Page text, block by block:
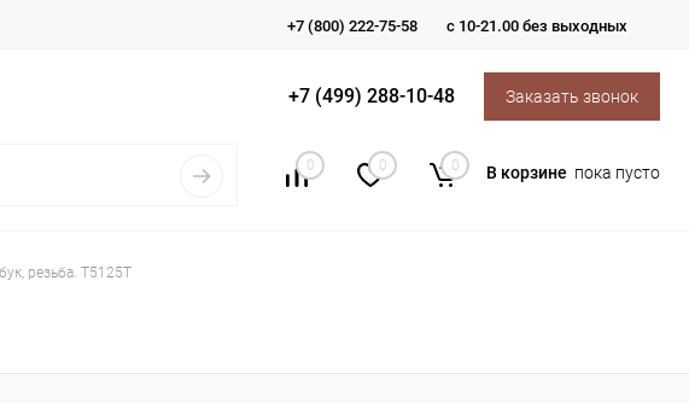
+7 (800) 222-75-58 с 10-21.00 без выходных
+7 (499) 288-10-48 Заказать звонок
0 0 0 В корзине пока пусто
резьба. T5125T